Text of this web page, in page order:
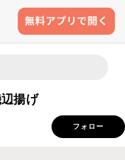
揚げ
フォロー